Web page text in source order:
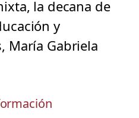
la decana de
y
María Gabriela